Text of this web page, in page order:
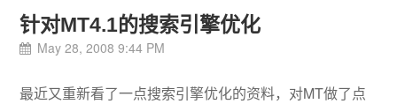
针对MT4.1的搜索引擎优化
May 28, 2008 9:44 PM
最近又重新看了一点搜索引擎优化的资料，对MT做了点